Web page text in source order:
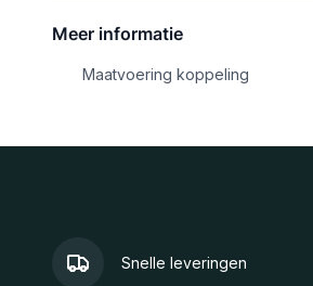
Meer informatie
Maatvoering koppeling
Snelle leveringen